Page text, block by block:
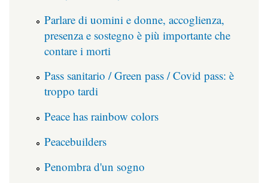
Parlare di uomini e donne, accoglienza,
presenza e sostegno è più importante che
contare i morti
Pass sanitario / Green pass / Covid pass: è
troppo tardi
Peace has rainbow colors
Peacebuilders
Penombra d'un sogno